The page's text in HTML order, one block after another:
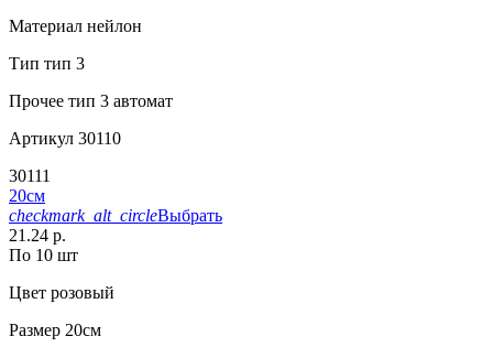
Материал нейлон
Тип тип 3
Прочее тип 3 автомат
Артикул 30110
30111
20см
checkmark_alt_circleВыбрать
21.24 р.
По 10 шт
Цвет розовый
Размер 20см